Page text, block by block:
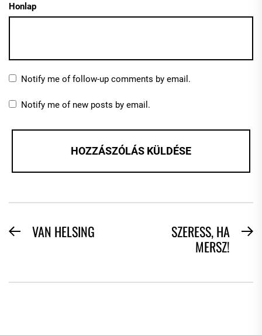
Honlap
Notify me of follow-up comments by email.
Notify me of new posts by email.
BEJEGYZÉS
PreviousVAN HELSING
SZERESS, HA
MERSZ!